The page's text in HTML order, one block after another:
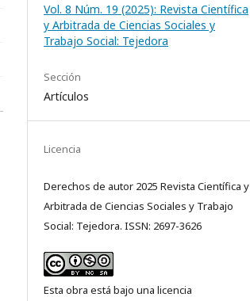
Vol. 8 Núm. 19 (2025): Revista Científica
y Arbitrada de Ciencias Sociales y
Trabajo Social: Tejedora
Sección
Artículos
Licencia
Derechos de autor 2025 Revista Científica y
Arbitrada de Ciencias Sociales y Trabajo
Social: Tejedora. ISSN: 2697-3626
Esta obra está bajo una licencia